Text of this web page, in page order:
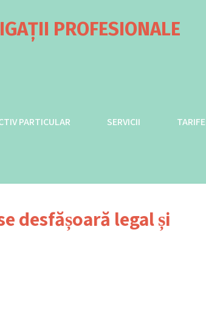
PROFESIONALE
PARTICULAR SERVICII TARIFE
desfășoară legal și